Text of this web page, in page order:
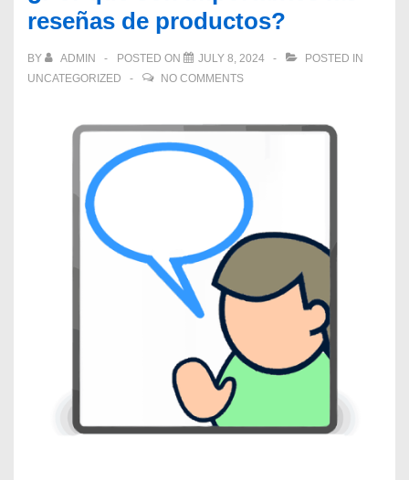
los
productos?
reseñas de productos?
BY ADMIN POSTED ON JULY 8, 2024
POSTED IN
UNCATEGORIZED
NO COMMENTS